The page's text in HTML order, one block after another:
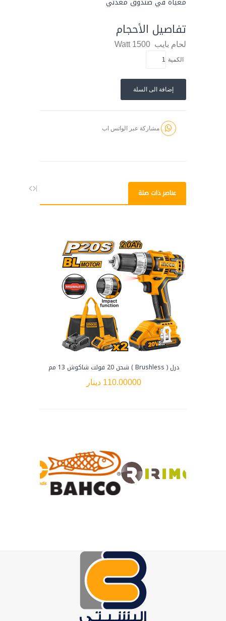
تفاصيل الأحجام
لحام بايب 1500 Watt
الكمية
إضافة الى السلة
مشاركة عبر الواتس اب
عناصر ذات صلة
درل ( Brushless ) شحن 20 فولت شاكوش 13 مم
110.00000 دينار